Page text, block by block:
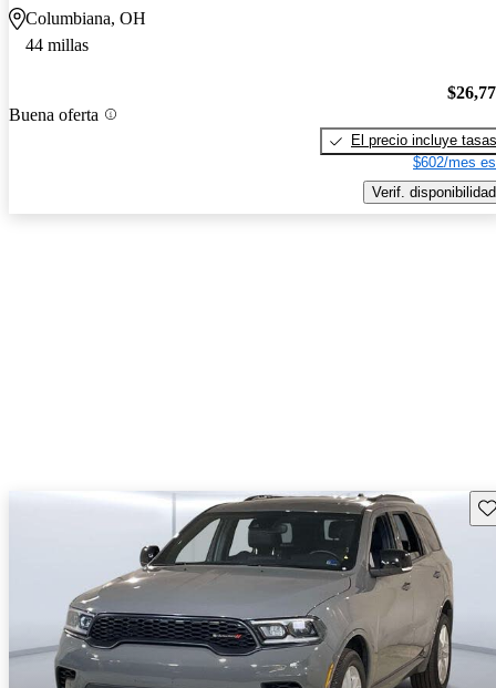
Columbiana, OH
44 millas
Buena oferta
El precio incluye tasas
$602/mes
Verif. disponibilidad